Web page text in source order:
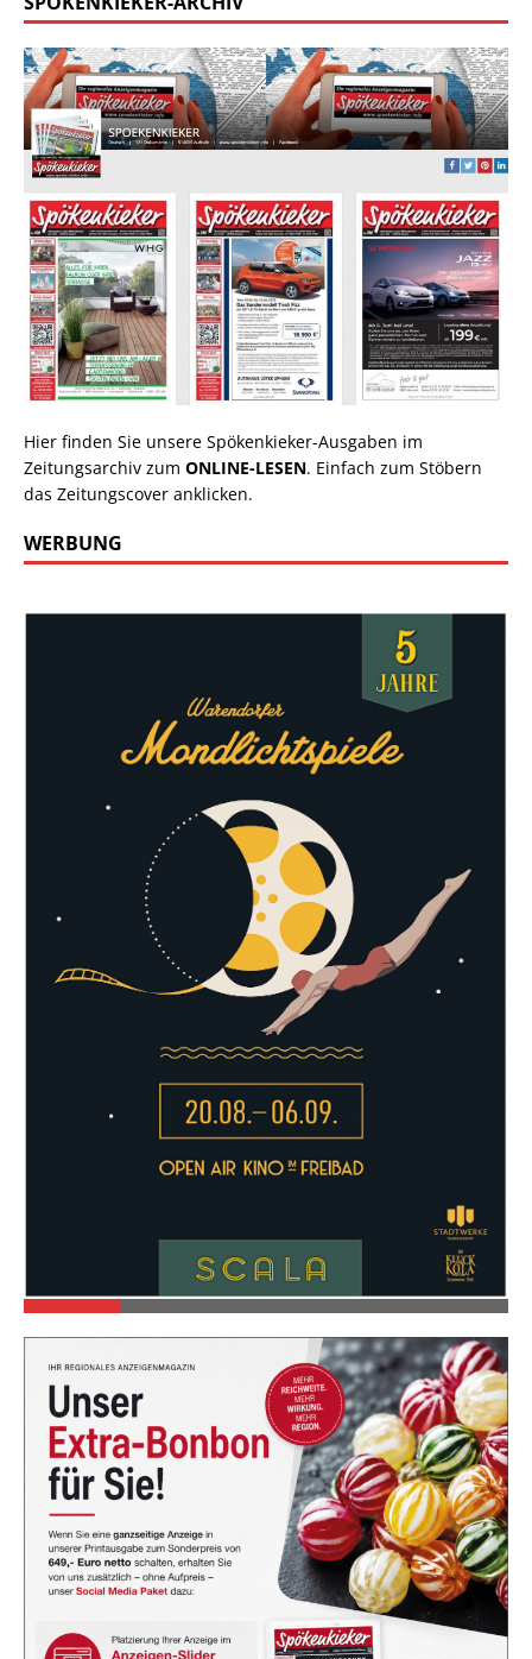
Hier finden Sie unsere Spökenkieker-Ausgaben im
Zeitungsarchiv zum ONLINE-LESEN. Einfach zum Stöbern
das Zeitungscover anklicken.
WERBUNG